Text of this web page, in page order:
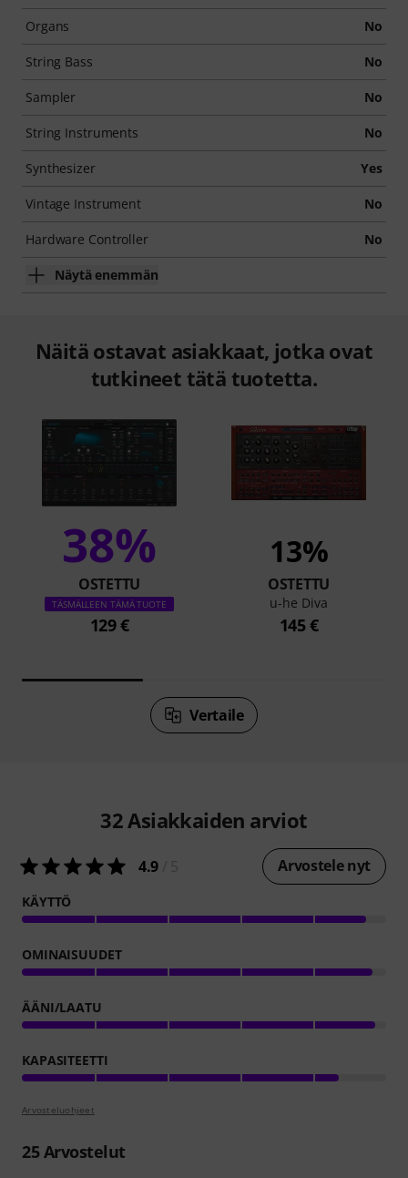
Organs No
String Bass No
Sampler No
String Instruments No
Synthesizer Yes
Vintage Instrument No
Hardware Controller No
Näytä enemmän
Näitä ostavat asiakkaat, jotka ovat
tutkineet tätä tuotetta.
38%
OSTETTU
TÄSMÄLLEEN TÄMÄ TUOTE
129 €
13%
OSTETTU
u-he Diva
145 €
Vertaile
32Asiakkaiden arviot
4.9 Arvostele nyt
KÄYTTÖ
OMINAISUUDET
ÄÄNI/LAATU
KAPASITEETTI
Arvosteluohjeet
25Arvostelut